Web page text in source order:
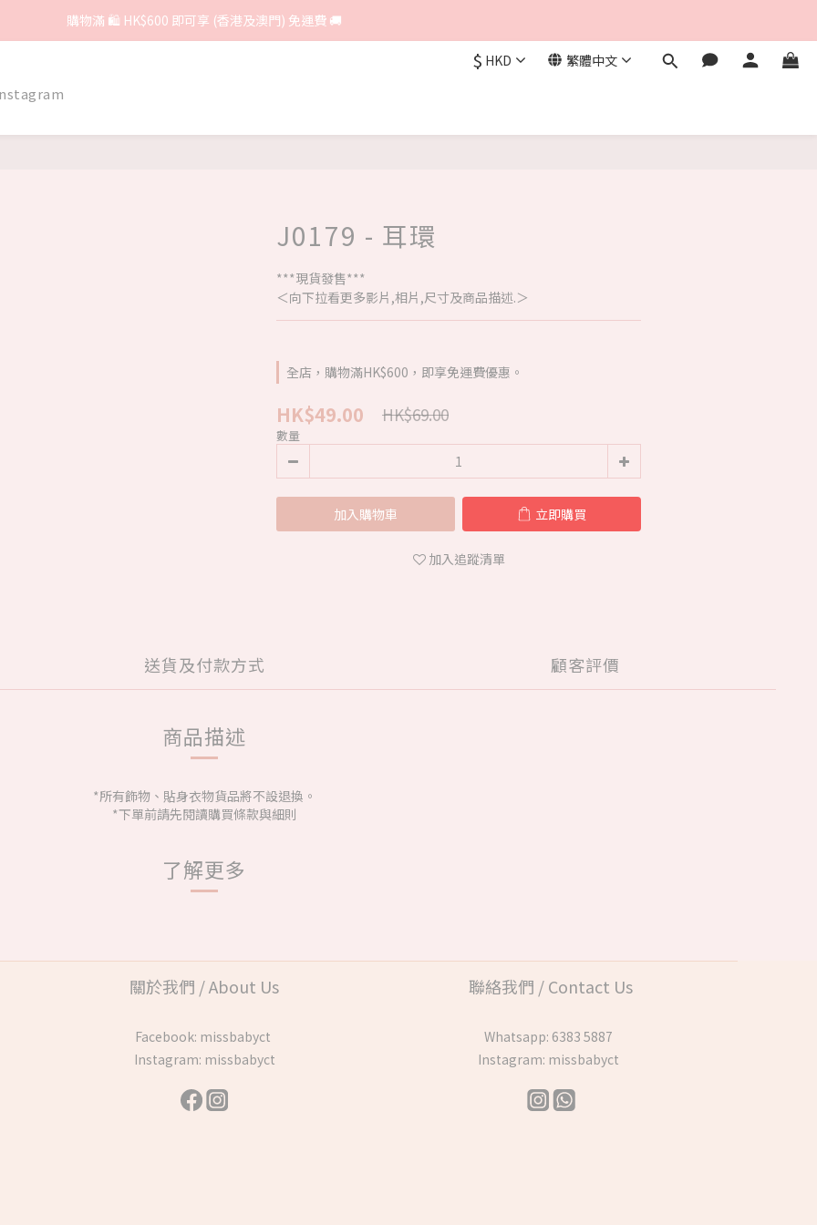
購物滿 🛍 HK$600 即可享 (香港及澳門) 免運費 🚚
$ HKD 繁體中文
J0179 - 耳環
***現貨發售***
＜向下拉看更多影片,相片,尺寸及商品描述.＞
全店，購物滿HK$600，即享免運費優惠。
HK$49.00 HK$69.00
數量
加入購物車 立即購買
加入追蹤清單
送貨及付款方式 顧客評價
商品描述
*所有飾物、貼身衣物貨品將不設退換。
*下單前請先閱讀購買條款與細則
了解更多
關於我們 / About Us
Facebook: missbabyct
Instagram: missbabyct
聯絡我們 / Contact Us
Whatsapp: 6383 5887
Instagram: missbabyct